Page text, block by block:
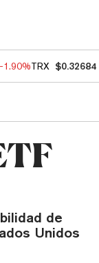
-1.90%TRX $0.32684
de
Unidos